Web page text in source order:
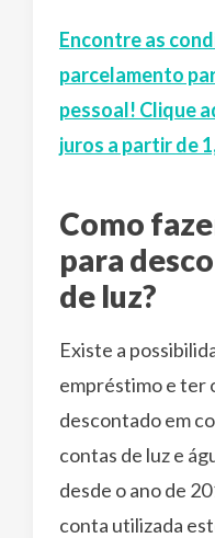
Encontre as
parcelamento
pessoal! Clique
juros a partir de
Como
para
de luz?
Existe a
empréstimo e ter
descontado em
contas de luz e
desde o ano de
conta utilizada